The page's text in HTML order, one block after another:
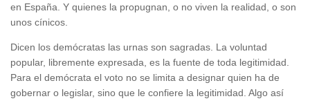
en España. Y quienes la propugnan, o no viven la realidad, o son
unos cínicos.
Dicen los demócratas las urnas son sagradas. La voluntad
popular, libremente expresada, es la fuente de toda legitimidad.
Para el demócrata el voto no se limita a designar quien ha de
gobernar o legislar, sino que le confiere la legitimidad. Algo así